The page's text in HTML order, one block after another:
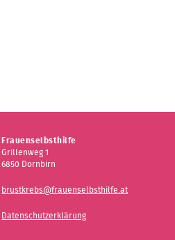
Frauenselbsthilfe
Grillenweg 1
6850 Dornbirn
brustkrebs@frauenselbsthilfe.at
Datenschutzerklärung